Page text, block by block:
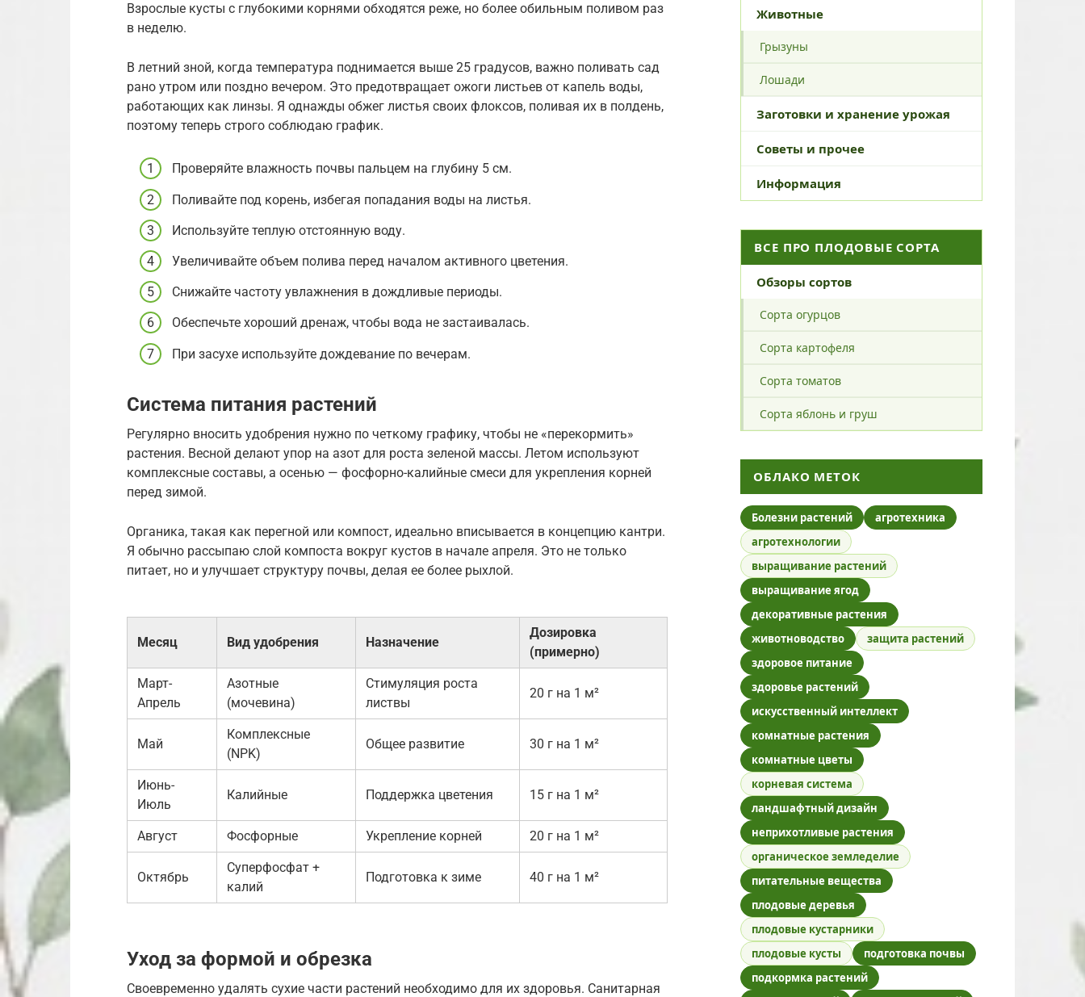
Взрослые кусты с глубокими корнями обходятся реже, но более обильным поливом раз
в неделю.
В летний зной, когда температура поднимается выше 25 градусов, важно поливать сад
рано утром или поздно вечером. Это предотвращает ожоги листьев от капель воды,
работающих как линзы. Я однажды обжег листья своих флоксов, поливая их в полдень,
поэтому теперь строго соблюдаю график.
Проверяйте влажность почвы пальцем на глубину 5 см.
Поливайте под корень, избегая попадания воды на листья.
Используйте теплую отстоянную воду.
Увеличивайте объем полива перед началом активного цветения.
Снижайте частоту увлажнения в дождливые периоды.
Обеспечьте хороший дренаж, чтобы вода не застаивалась.
При засухе используйте дождевание по вечерам.
Система питания растений
Регулярно вносить удобрения нужно по четкому графику, чтобы не «перекормить»
растения. Весной делают упор на азот для роста зеленой массы. Летом используют
комплексные составы, а осенью — фосфорно-калийные смеси для укрепления корней
перед зимой.
Органика, такая как перегной или компост, идеально вписывается в концепцию кантри.
Я обычно рассыпаю слой компоста вокруг кустов в начале апреля. Это не только
питает, но и улучшает структуру почвы, делая ее более рыхлой.
Месяц Вид удобрения Назначение
Дозировка
(примерно)
Март-
Апрель
Азотные
(мочевина)
Стимуляция роста
листвы
20 г на 1 м²
Май
Комплексные
(NPK)
Общее развитие 30 г на 1 м²
Июнь-
Июль
Калийные Поддержка цветения 15 г на 1 м²
Август Фосфорные Укрепление корней 20 г на 1 м²
Октябрь
Суперфосфат +
калий
Подготовка к зиме 40 г на 1 м²
Уход за формой и обрезка
Своевременно удалять сухие части растений необходимо для их здоровья. Санитарная
Животные
Грызуны
Лошади
Заготовки и хранение урожая
Советы и прочее
Информация
ВСЕ ПРО ПЛОДОВЫЕ СОРТА
Обзоры сортов
Сорта огурцов
Сорта картофеля
Сорта томатов
Сорта яблонь и груш
ОБЛАКО МЕТОК
Болезни растений
агротехника
агротехнологии
выращивание растений
выращивание ягод
декоративные растения
животноводство
защита растений
здоровое питание
здоровье растений
искусственный интеллект
комнатные растения
комнатные цветы
корневая система
ландшафтный дизайн
неприхотливые растения
органическое земледелие
питательные вещества
плодовые деревья
плодовые кустарники
плодовые кусты
подготовка почвы
подкормка растений